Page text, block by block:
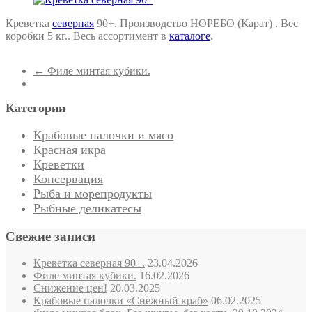
Креветка северная 90+. Производство НОРЕБО (Карат) . Вес
коробки 5 кг.. Весь ассортимент в каталоге.
← Филе минтая кубики.
Категории
Крабовые палочки и мясо
Красная икра
Креветки
Консервация
Рыба и морепродукты
Рыбные деликатесы
Свежие записи
Креветка северная 90+. 23.04.2026
Филе минтая кубики. 16.02.2026
Снижение цен! 20.03.2025
Крабовые палочки «Снежный краб» 06.02.2025